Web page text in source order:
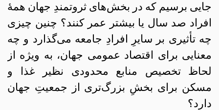
جایی برسیم که در بخش‌های ثروتمندِ جهان همهٔ
افراد صد سال یا بیشتر عمر کنند؟ چنین چیزی
چه تأثیری بر سایرِ افرادِ جامعه می‌گذارد و چه
معنایی برای اقتصاد عمومی جهان، به ویژه از
لحاظ تخصیص منابع محدودی نظیر غذا و
مسکن برای بخشِ بزرگ‌تری از جمعیتِ جهان
دارد؟